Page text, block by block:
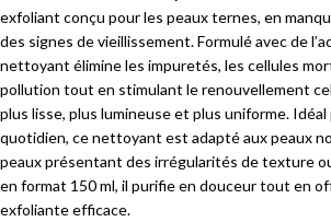
exfoliant conçu pour les peaux ternes, en
des signes de vieillissement. Formulé avec de
nettoyant élimine les impuretés, les cellules
pollution tout en stimulant le renouvellement
plus lisse, plus lumineuse et plus uniforme.
quotidien, ce nettoyant est adapté aux peaux
peaux présentant des irrégularités de texture
en format 150 ml, il purifie en douceur tout en
exfoliante efficace.